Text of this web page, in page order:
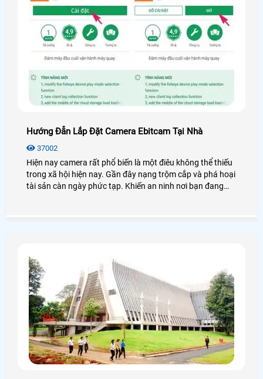
Hướng Đẫn Lắp Đặt Camera Ebitcam Tại Nhà
37002
Hiện nay camera rất phổ biến là một điêu không thể thiếu
trong xã hội hiện nay. Gần đây nạng trộm cắp và phá hoại
tài sản càn ngày phức tạp. Khiến an ninh nơi bạn đang